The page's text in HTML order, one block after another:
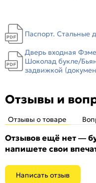
Толщина стали короба, мм:
Толщина стали полотна
Ширина наличника:
Эксцентрик:
Тип коробки:
Усиление:
Утепление:
Крепление:
Верхний замок:
Паспорт. Стальные
Дверь входная
Шоколад букле/
задвижкой
Отзывы и
Отзывы о товаре
Отзывов ещё нет —
напишете свои
Написать отзыв